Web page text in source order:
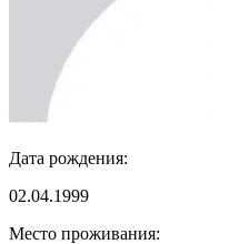
Дата рождения:
02.04.1999
Место проживания: